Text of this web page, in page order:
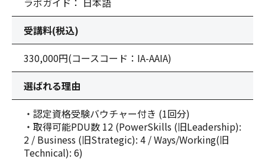
受講料(税込)
330,000円(コースコード：IA-AAIA)
選ばれる理由
・認定資格受験バウチャー付き (1回分)
・取得可能PDU数 12 (PowerSkills (旧Leadership):
2 / Business (旧Strategic): 4 / Ways/Working(旧
Technical): 6)